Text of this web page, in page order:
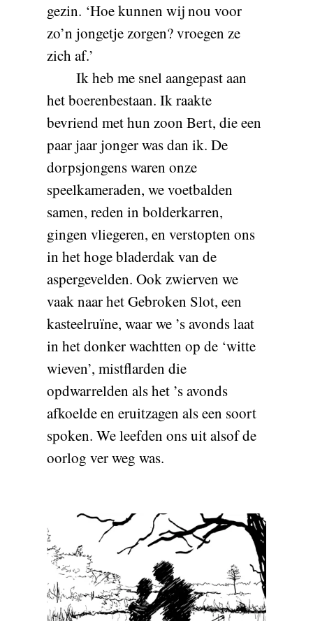
gezin. ‘Hoe kunnen wij nou voor
zo’n jongetje zorgen? vroegen ze
zich af.’
Ik heb me snel aangepast aan
het boerenbestaan. Ik raakte
bevriend met hun zoon Bert, die een
paar jaar jonger was dan ik. De
dorpsjongens waren onze
speelkameraden, we voetbalden
samen, reden in bolderkarren,
gingen vliegeren, en verstopten ons
in het hoge bladerdak van de
aspergevelden. Ook zwierven we
vaak naar het Gebroken Slot, een
kasteelruïne, waar we ’s avonds laat
in het donker wachtten op de ‘witte
wieven’, mistflarden die
opdwarrelden als het ’s avonds
afkoelde en eruitzagen als een soort
spoken. We leefden ons uit alsof de
oorlog ver weg was.